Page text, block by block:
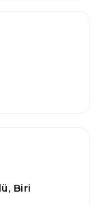
Biri